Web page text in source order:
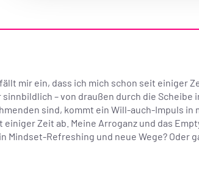
mir ein, dass ich mich schon seit einiger
sinnbildlich – von draußen durch die
sind, kommt ein Will-auch-Impuls in
einiger Zeit ab. Meine Arroganz und das
Mindset-Refreshing und neue Wege? Oder